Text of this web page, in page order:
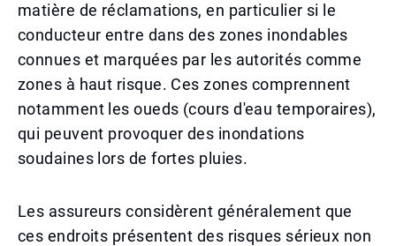
matière de réclamations, en particulier si le
conducteur entre dans des zones inondables
connues et marquées par les autorités comme
zones à haut risque. Ces zones comprennent
notamment les oueds (cours d'eau temporaires),
qui peuvent provoquer des inondations
soudaines lors de fortes pluies.
Les assureurs considèrent généralement que
ces endroits présentent des risques sérieux non